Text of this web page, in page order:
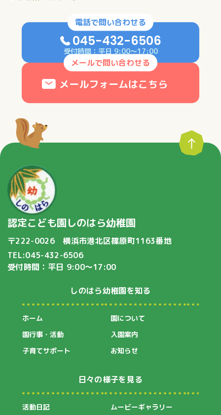
電話で問い合わせる
045-432-6506
受付時間：平日 9:00〜17:00
メールで問い合わせる
メールフォームはこちら
認定こども園しのはら幼稚園
〒222-0026 横浜市港北区篠原町1163番地
TEL:045-432-6506
受付時間：平日 9:00〜17:00
しのはら幼稚園を知る
ホーム
園について
園行事・活動
入園案内
子育てサポート
お知らせ
日々の様子を見る
活動日記 ムービーギャラリー